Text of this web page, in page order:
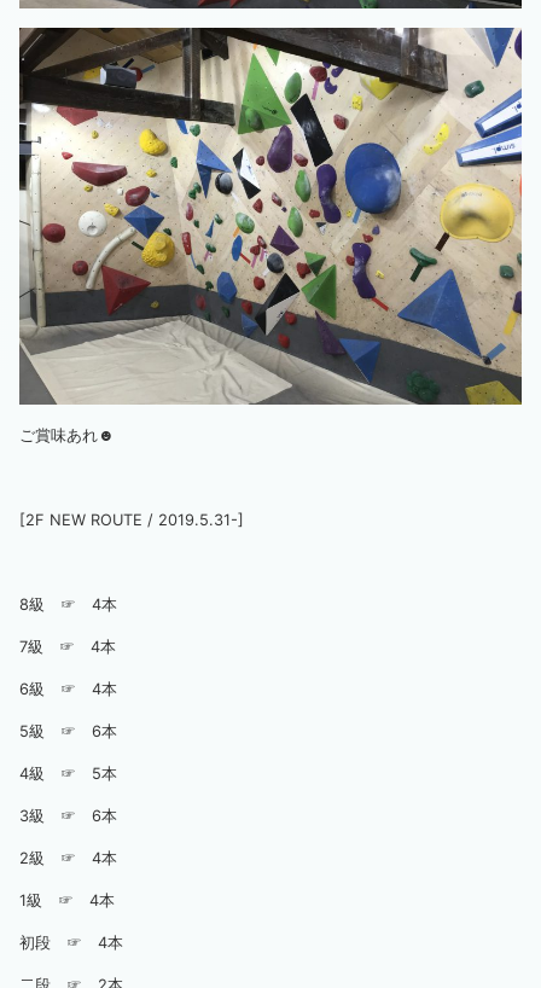
ご賞味あれ☻
[2F NEW ROUTE / 2019.5.31-]
8級 ☞ 4本
7級 ☞ 4本
6級 ☞ 4本
5級 ☞ 6本
4級 ☞ 5本
3級 ☞ 6本
2級 ☞ 4本
1級 ☞ 4本
初段 ☞ 4本